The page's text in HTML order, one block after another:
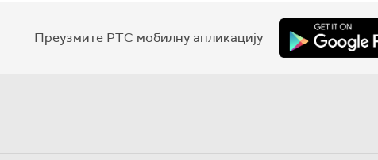
Преузмите РТС мобилну апликацију